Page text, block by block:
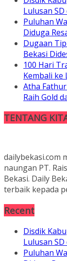
Lulusan
Puluhan
Diduga
Dugaan
Bekasi
100 Hari
Kembali ke
Atha
Raih Gold
TENTANG
dailybekasi.com
naungan PT.
Bekasi. Daily
terbaik kepada
Recent
Disdik
Lulusan
Puluhan